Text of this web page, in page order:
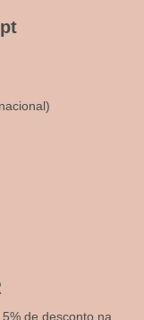
de desconto na